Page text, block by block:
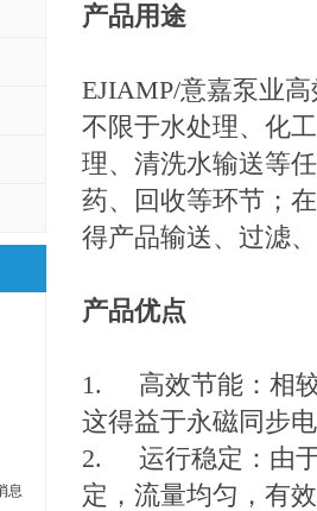
产品用途
EJIAMP/意嘉泵业
不限于水处理、化
理、清洗水输送等
药、回收等环节；
得产品输送、过滤
产品优点
1.
高效节能：相
这得益于永磁同步
2.
运行稳定：由
定，流量均匀，有